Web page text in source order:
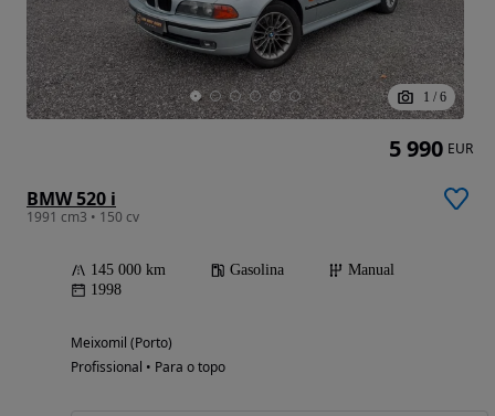
1 / 6
BMW 520 i
1991 cm3 • 150 cv
145 000 km Gasolina
Manual
1998
Meixomil (Porto)
Profissional • Para o topo
5 990 EUR